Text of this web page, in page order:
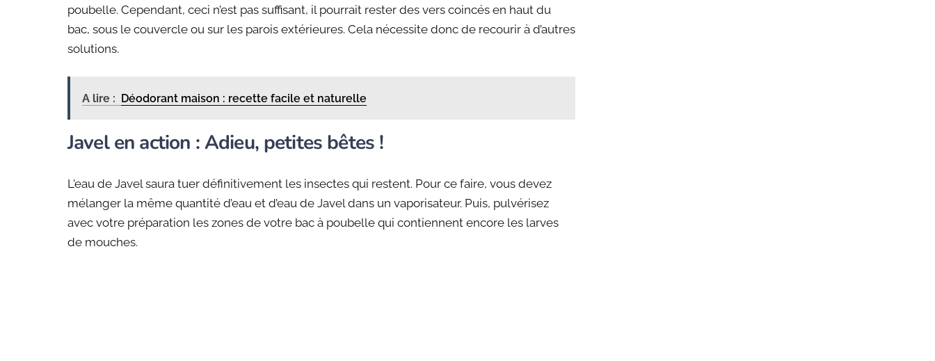
poubelle. Cependant, ceci n’est pas suffisant, il pourrait rester des vers coincés en haut du
bac, sous le couvercle ou sur les parois extérieures. Cela nécessite donc de recourir à d’autres
solutions.
A lire : Déodorant maison : recette facile et naturelle
Javel en action : Adieu, petites bêtes !
L'eau de Javel saura tuer définitivement les insectes qui restent. Pour ce faire, vous devez
mélanger la même quantité d’eau et d’eau de Javel dans un vaporisateur. Puis, pulvérisez
avec votre préparation les zones de votre bac à poubelle qui contiennent encore les larves
de mouches.